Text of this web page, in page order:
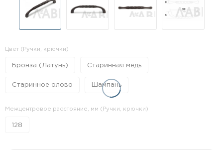
Цвет (Ручки, крючки)
Бронза (Латунь) Старинная медь
Старинное олово Шампань
Межцентровое расстояние, мм (Ручки, крючки)
128